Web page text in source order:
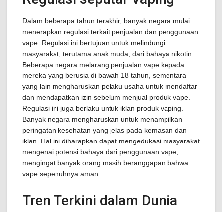
Dalam beberapa tahun terakhir, banyak negara mulai
menerapkan regulasi terkait penjualan dan penggunaan
vape. Regulasi ini bertujuan untuk melindungi
masyarakat, terutama anak muda, dari bahaya nikotin.
Beberapa negara melarang penjualan vape kepada
mereka yang berusia di bawah 18 tahun, sementara
yang lain mengharuskan pelaku usaha untuk mendaftar
dan mendapatkan izin sebelum menjual produk vape.
Regulasi ini juga berlaku untuk iklan produk vaping.
Banyak negara mengharuskan untuk menampilkan
peringatan kesehatan yang jelas pada kemasan dan
iklan. Hal ini diharapkan dapat mengedukasi masyarakat
mengenai potensi bahaya dari penggunaan vape,
mengingat banyak orang masih beranggapan bahwa
vape sepenuhnya aman.
Tren Terkini dalam Dunia